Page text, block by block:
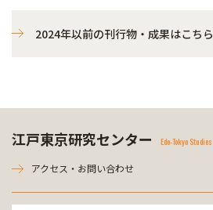
2024年以前の刊行物・成果はこちら
江戸東京研究センター Edo-Tokyo Studies
アクセス・お問い合わせ